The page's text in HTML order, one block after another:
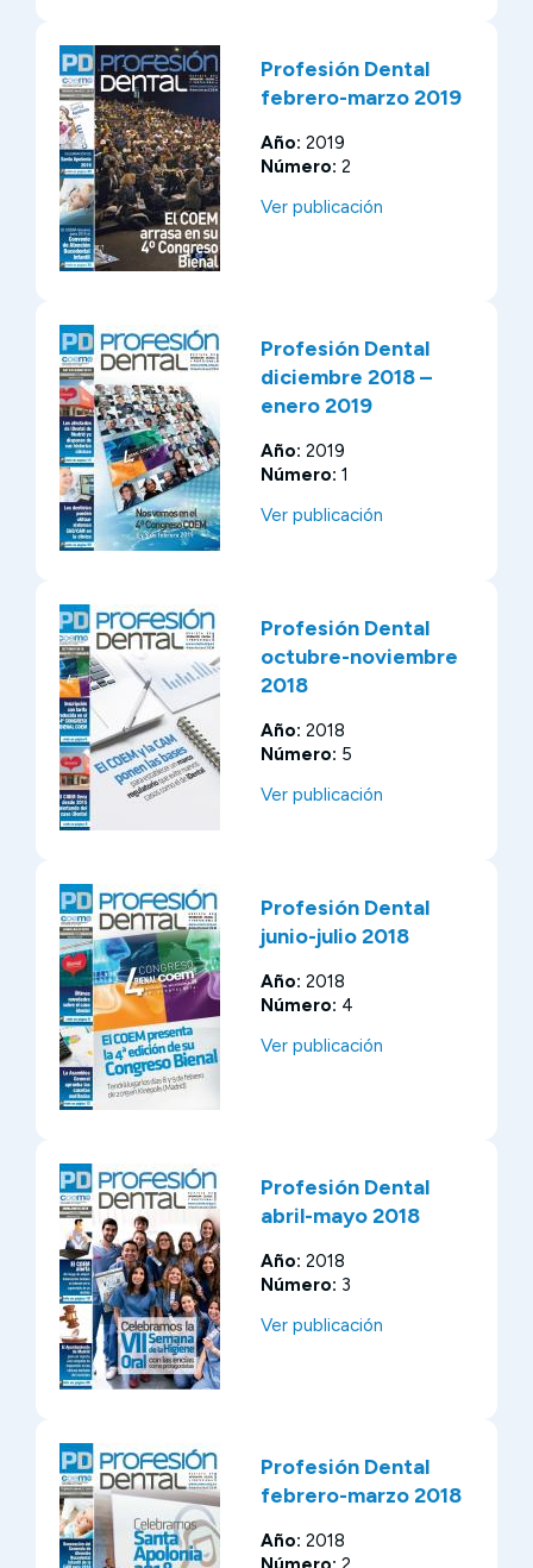
Profesión Dental
febrero-marzo 2019
Año: 2019
Número: 2
Ver publicación
Profesión Dental
diciembre 2018 –
enero 2019
Año: 2019
Número: 1
Ver publicación
Profesión Dental
octubre-noviembre
2018
Año: 2018
Número: 5
Ver publicación
Profesión Dental
junio-julio 2018
Año: 2018
Número: 4
Ver publicación
Profesión Dental
abril-mayo 2018
Año: 2018
Número: 3
Ver publicación
Profesión Dental
febrero-marzo 2018
Año: 2018